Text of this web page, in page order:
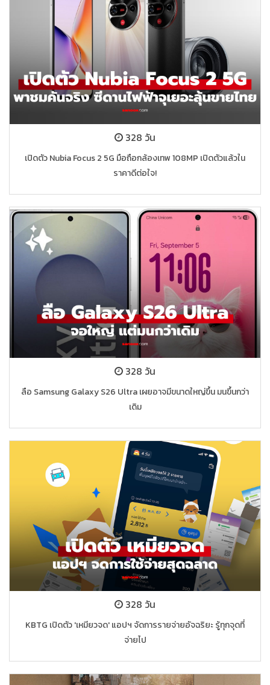
328 วัน
เปิดตัว Nubia Focus 2 5G มือถือกล้องเทพ 108MP เปิดตัวแล้วใน
ราคาดีต่อใจ!
328 วัน
ลือ Samsung Galaxy S26 Ultra เผยอาจมีขนาดใหญ่ขึ้น มนขึ้นกว่า
เดิม
328 วัน
KBTG เปิดตัว 'เหมียวจด' แอปฯ จัดการรายจ่ายอัจฉริยะ รู้ทุกจุดที่
จ่ายไป